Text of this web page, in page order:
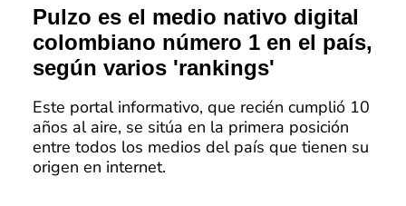
Pulzo es el medio nativo digital
colombiano número 1 en el país,
según varios 'rankings'
Este portal informativo, que recién cumplió 10
años al aire, se sitúa en la primera posición
entre todos los medios del país que tienen su
origen en internet.